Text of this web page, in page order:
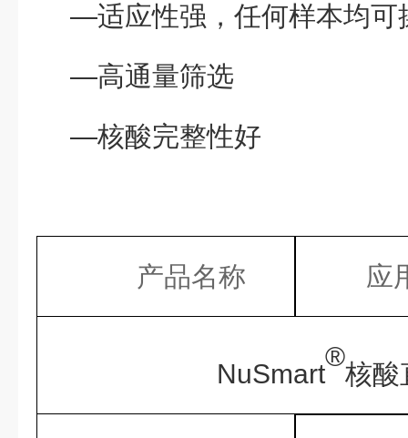
—适应性强，任何样本均可
—高通量筛选
—核酸完整性好
产品名称 应
NuSmart
®
核酸